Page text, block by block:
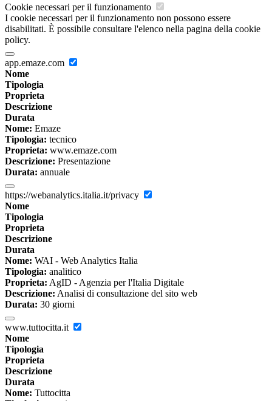
Cookie necessari per il funzionamento
I cookie necessari per il funzionamento non possono essere
disabilitati. È possibile consultare l'elenco nella pagina della cookie
policy.
app.emaze.com
Nome
Tipologia
Proprieta
Descrizione
Durata
Nome: Emaze
Tipologia: tecnico
Proprieta: www.emaze.com
Descrizione: Presentazione
Durata: annuale
https://webanalytics.italia.it/privacy
Nome
Tipologia
Proprieta
Descrizione
Durata
Nome: WAI - Web Analytics Italia
Tipologia: analitico
Proprieta: AgID - Agenzia per l'Italia Digitale
Descrizione: Analisi di consultazione del sito web
Durata: 30 giorni
www.tuttocitta.it
Nome
Tipologia
Proprieta
Descrizione
Durata
Nome: Tuttocitta